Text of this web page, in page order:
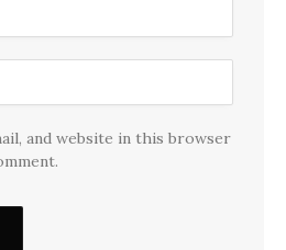
and website in this browser